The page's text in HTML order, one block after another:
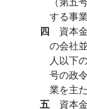
する事
四 資本
の会社
人以下
号の政
業を主
五 資本